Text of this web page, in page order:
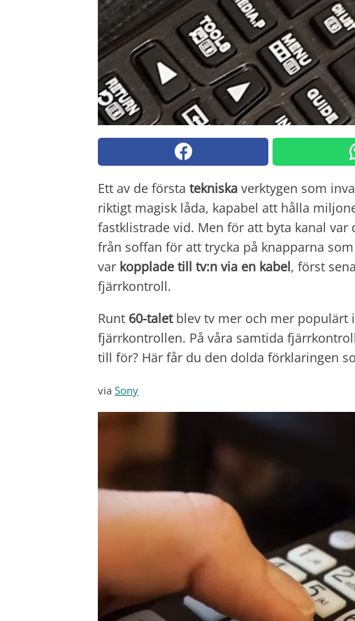
Ett av de första tekniska verktygen som
riktigt magisk låda, kapabel att hålla
fastklistrade vid. Men för att byta kanal
från soffan för att trycka på knapparna
var kopplade till tv:n via en kabel, först
fjärrkontroll.
Runt 60-taletblev tv mer och mer populärt
fjärrkontrollen. På våra samtida
till för? Här får du den dolda förklaringen
via Sony